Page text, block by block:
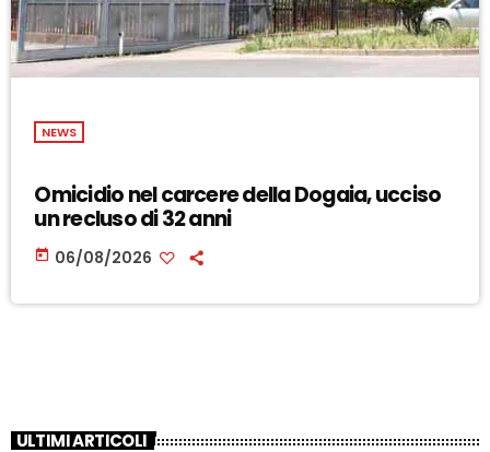
NEWS
Omicidio nel carcere della Dogaia, ucciso
un recluso di 32 anni
today 06/08/2026
ULTIMI ARTICOLI